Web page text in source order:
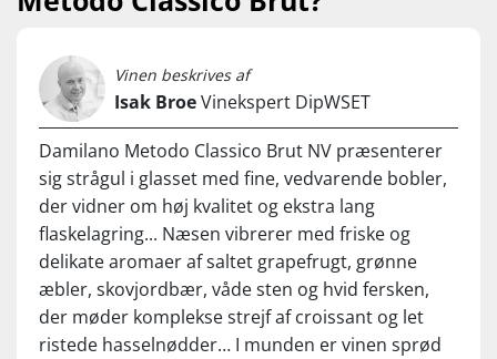
Vinen beskrives af
Isak BroeVinekspert DipWSET
Damilano Metodo Classico Brut NV præsenterer
sig strågul i glasset med fine, vedvarende bobler,
der vidner om høj kvalitet og ekstra lang
flaskelagring... Næsen vibrerer med friske og
delikate aromaer af saltet grapefrugt, grønne
æbler, skovjordbær, våde sten og hvid fersken,
der møder komplekse strejf af croissant og let
ristede hasselnødder… I munden er vinen sprød